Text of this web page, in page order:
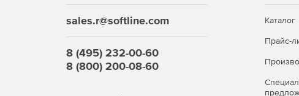
sales.r@softline.com
8 (495) 232-00-60
8 (800) 200-08-60
Каталог
Прайс-